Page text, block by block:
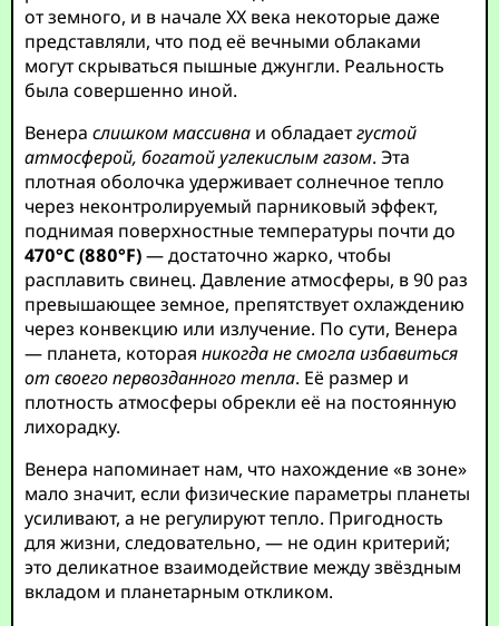
от земного, и в начале XX века некоторые даже
представляли, что под её вечными облаками
могут скрываться пышные джунгли. Реальность
была совершенно иной.
Венераслишком массивна и обладаетгустой
атмосферой, богатой углекислым газом. Эта
плотная оболочка удерживает солнечное тепло
через неконтролируемый парниковый эффект,
поднимая поверхностные температуры почти до
470°C (880°F)— достаточно жарко, чтобы
расплавить свинец. Давление атмосферы, в 90 раз
превышающее земное, препятствует охлаждению
через конвекцию или излучение. По сути, Венера
— планета, котораяникогда не смогла избавиться
от своего первозданного тепла. Её размер и
плотность атмосферы обрекли её на постоянную
лихорадку.
Венера напоминает нам, что нахождение «в зоне»
мало значит, если физические параметры планеты
усиливают, а не регулируют тепло. Пригодность
для жизни, следовательно, — не один критерий;
это деликатное взаимодействие между звёздным
вкладом и планетарным откликом.